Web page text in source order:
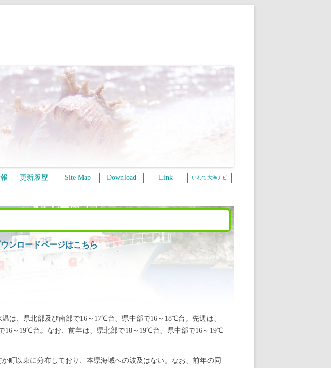
更新履歴 Site Map Download Link いわて大漁ナビ
ンロードページはこちら
は、県北部及び南部で16～17℃台、県中部で16～18℃台。先週は、
16～19℃台。なお、前年は、県北部で18～19℃台、県中部で16～19℃
町以東に分布しており、本県海域への波及はない。なお、前年の同